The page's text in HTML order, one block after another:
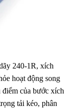
240-1R, xích
hoạt động song
của bước xích
tải kéo, phân